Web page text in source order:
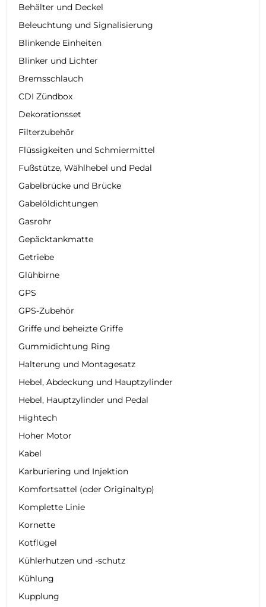
Behälter und Deckel
Beleuchtung und Signalisierung
Blinkende Einheiten
Blinker und Lichter
Bremsschlauch
CDI Zündbox
Dekorationsset
Filterzubehör
Flüssigkeiten und Schmiermittel
Fußstütze, Wählhebel und Pedal
Gabelbrücke und Brücke
Gabelöldichtungen
Gasrohr
Gepäcktankmatte
Getriebe
Glühbirne
GPS
GPS-Zubehör
Griffe und beheizte Griffe
Gummidichtung Ring
Halterung und Montagesatz
Hebel, Abdeckung und Hauptzylinder
Hebel, Hauptzylinder und Pedal
Hightech
Hoher Motor
Kabel
Karburiering und Injektion
Komfortsattel (oder Originaltyp)
Komplette Linie
Kornette
Kotflügel
Kühlerhutzen und -schutz
Kühlung
Kupplung